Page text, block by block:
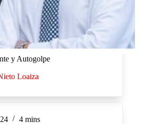
y Autogolpe
Loaiza
4 mins